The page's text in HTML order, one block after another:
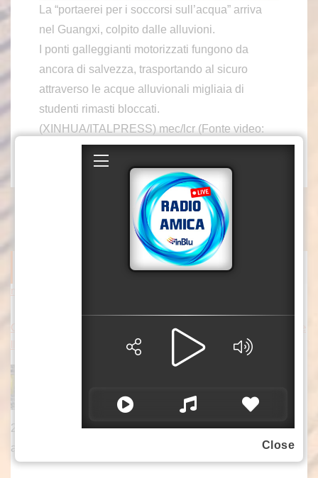
La “portaerei per i soccorsi sull’acqua” arriva
nel Guangxi, colpito dalle alluvioni.
I ponti galleggianti motorizzati fungono da
ancora di salvezza, trasportando al sicuro
attraverso le acque alluvionali migliaia di
studenti rimasti bloccati.
(XINHUA/ITALPRESS) mec/lcr (Fonte video:
ITALPRESS NEWS
Cina, cresce il settore macchinari, a trainare le “attrezzature inte
PECHINO (CINA) (XINHUA/ITALPRESS) –
L’industria cinese dei macchinari ha registrato
attrezzature intelligenti e di macchine utensili di[...]
Inaugurato traghetto Costanza I di Sicilia, Schifani “Mantenuto i
mpegni presi”
Close